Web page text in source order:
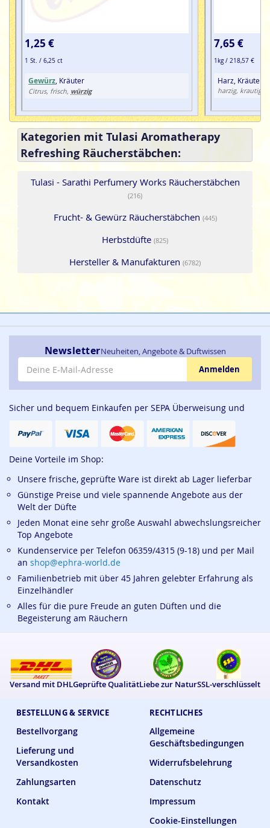
1,25 €
1 St. / 6,25 ct
Gewürz , Kräuter
Citrus, frisch, würzig
7,65 €
1kg / 218,57 €
Harz, Kräuter,
harzig, krautig,
Kategorien mit Tulasi Aromatherapy
Refreshing Räucherstäbchen:
Tulasi - Sarathi Perfumery Works Räucherstäbchen
(216)
Frucht- & Gewürz Räucherstäbchen (445)
Herbstdüfte (825)
Hersteller & Manufakturen (6782)
BESTELLUNG & SERVICE
Bestellvorgang
Lieferung und
Versandkosten
Zahlungsarten
Kontakt
RECHTLICHES
Allgemeine
Geschäftsbedingungen
Widerrufsbelehrung
Datenschutz
Impressum
Cookie-Einstellungen
NewsletterNeuheiten, Angebote & Duftwissen
E-Mail-Adresse
Anmelden
Sicher und bequem Einkaufen per SEPA Überweisung und
Deine Vorteile im Shop:
Unsere frische, geprüfte Ware ist direkt ab Lager lieferbar
Günstige Preise und viele spannende Angebote aus der
Welt der Düfte
Jeden Monat eine sehr große Auswahl abwechslungsreicher
Top Angebote
Kundenservice per Telefon 06359/4315 (9-18) und per Mail
an shop@ephra-world.de
Familienbetrieb mit über 45 Jahren gelebter Erfahrung als
Einzelhändler
Alles für die pure Freude an guten Düften und die
Begeisterung am Räuchern
Versand mit DHLGeprüfte QualitätLiebe zur NaturSSL-verschlüsselt